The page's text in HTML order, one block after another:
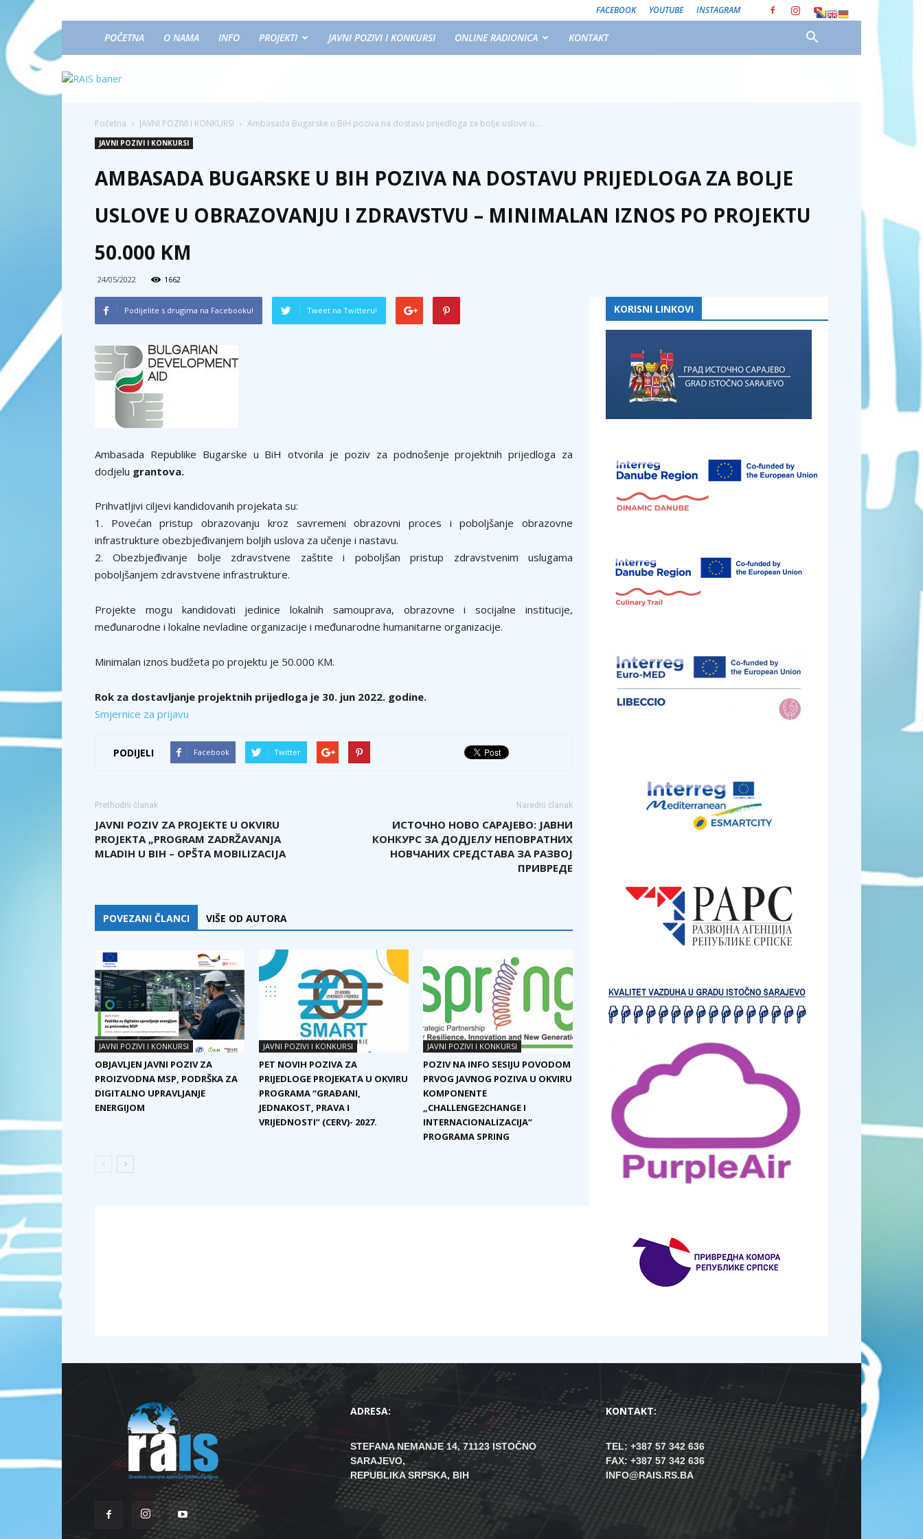
FACEBOOK YOUTUBE INSTAGRAM
POČETNA O NAMA INFO PROJEKTI JAVNI POZIVI I KONKURSI ONLINE RADIONICA KONTAKT
Početna JAVNI POZIVI I KONKURSI Ambasada Bugarske u BiH poziva na dostavu prijedloga za bolje uslove u...
JAVNI POZIVI I KONKURSI
AMBASADA BUGARSKE U BIH POZIVA NA DOSTAVU PRIJEDLOGA ZA BOLJE
USLOVE U OBRAZOVANJU I ZDRAVSTVU – MINIMALAN IZNOS PO PROJEKTU
50.000 KM
24/05/2022 1662
Podijelite s drugima na Facebooku! Tweet na Twitteru!
Ambasada Republike Bugarske u BiH otvorila je poziv za podnošenje projektnih prijedloga za
dodjelu grantova.
Prihvatljivi ciljevi kandidovanih projekata su:
1. Povećan pristup obrazovanju kroz savremeni obrazovni proces i poboljšanje obrazovne
infrastrukture obezbjeđivanjem boljih uslova za učenje i nastavu.
2. Obezbjeđivanje bolje zdravstvene zaštite i poboljšan pristup zdravstvenim uslugama
poboljšanjem zdravstvene infrastrukture.
Projekte mogu kandidovati jedinice lokalnih samouprava, obrazovne i socijalne institucije,
međunarodne i lokalne nevladine organizacije i međunarodne humanitarne organizacije.
Minimalan iznos budžeta po projektu je 50.000 КM.
Rok za dostavljanje projektnih prijedloga je 30. jun 2022. godine.
Smjernice za prijavu
PODIJELI Facebook Twitter
Prethodni članak
JAVNI POZIV ZA PROJEKTE U OKVIRU
PROJEKTA „PROGRAM ZADRŽAVANJA
MLADIH U BIH – OPŠTA MOBILIZACIJA
Naredni članak
ИСТОЧНО НОВО САРАЈЕВО: ЈАВНИ
КОНКУРС ЗА ДОДЈЕЛУ НЕПОВРАТНИХ
НОВЧАНИХ СРЕДСТАВА ЗА РАЗВОЈ
ПРИВРЕДЕ
POVEZANI ČLANCI VIŠE OD AUTORA
JAVNI POZIVI I KONKURSI
OBJAVLJEN JAVNI POZIV ZA
PROIZVODNA MSP, PODRŠKA ZA
DIGITALNO UPRAVLJANJE
ENERGIJOM
JAVNI POZIVI I KONKURSI
PET NOVIH POZIVA ZA
PRIJEDLOGE PROJEKATA U OKVIRU
PROGRAMA “GRAĐANI,
JEDNAKOST, PRAVA I
VRIJEDNOSTI” (CERV)- 2027.
JAVNI POZIVI I KONKURSI
POZIV NA INFO SESIJU POVODOM
PRVOG JAVNOG POZIVA U OKVIRU
KOMPONENTE
„CHALLENGE2CHANGE I
INTERNACIONALIZACIJA“
PROGRAMA SPRING
KORISNI LINKOVI
ADRESA:
STEFANA NEMANJE 14, 71123 ISTOČNO
SARAJEVO,
REPUBLIKA SRPSKA, BIH
KONTAKT:
TEL: +387 57 342 636
FAX: +387 57 342 636
INFO@RAIS.RS.BA